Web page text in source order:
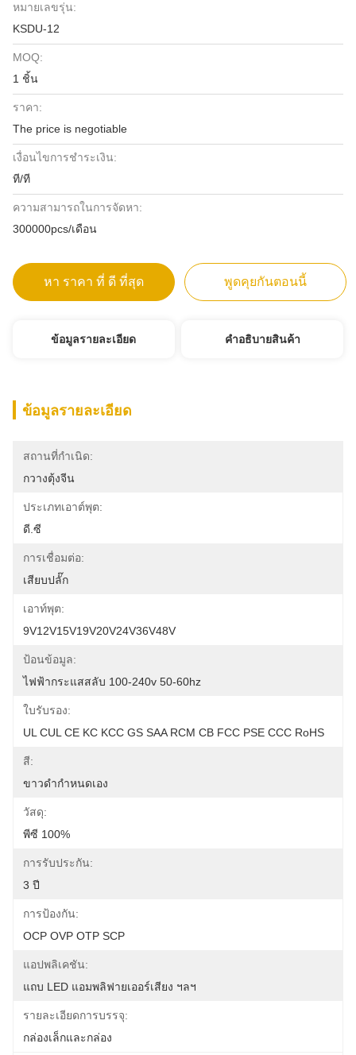
หมายเลขรุ่น:
KSDU-12
MOQ:
1 ชิ้น
ราคา:
The price is negotiable
เงื่อนไขการชำระเงิน:
ที/ที
ความสามารถในการจัดหา:
300000pcs/เดือน
หา ราคา ที่ ดี ที่สุด พูดคุยกันตอนนี้
ข้อมูลรายละเอียด คําอธิบายสินค้า
ข้อมูลรายละเอียด
สถานที่กำเนิด:
กวางตุ้งจีน
ประเภทเอาต์พุต:
ดี.ซี
การเชื่อมต่อ:
เสียบปลั๊ก
เอาท์พุต:
9V12V15V19V20V24V36V48V
ป้อนข้อมูล:
ไฟฟ้ากระแสสลับ 100-240v 50-60hz
ใบรับรอง:
UL CUL CE KC KCC GS SAA RCM CB FCC PSE CCC RoHS
สี:
ขาวดำกำหนดเอง
วัสดุ:
พีซี 100%
การรับประกัน:
3 ปี
การป้องกัน:
OCP OVP OTP SCP
แอปพลิเคชัน:
แถบ LED แอมพลิฟายเออร์เสียง ฯลฯ
รายละเอียดการบรรจุ:
กล่องเล็กและกล่อง